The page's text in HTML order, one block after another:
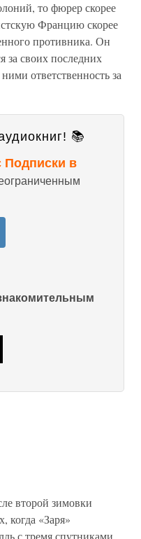
то фюрер скорее
Францию скорее
противника. Он
за своих последних
ответственность за
📚
Подписки в
второй зимовки
когда «Заря»